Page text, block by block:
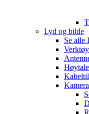
Lyd og bilde
Se alle
Verktøy
Kamera